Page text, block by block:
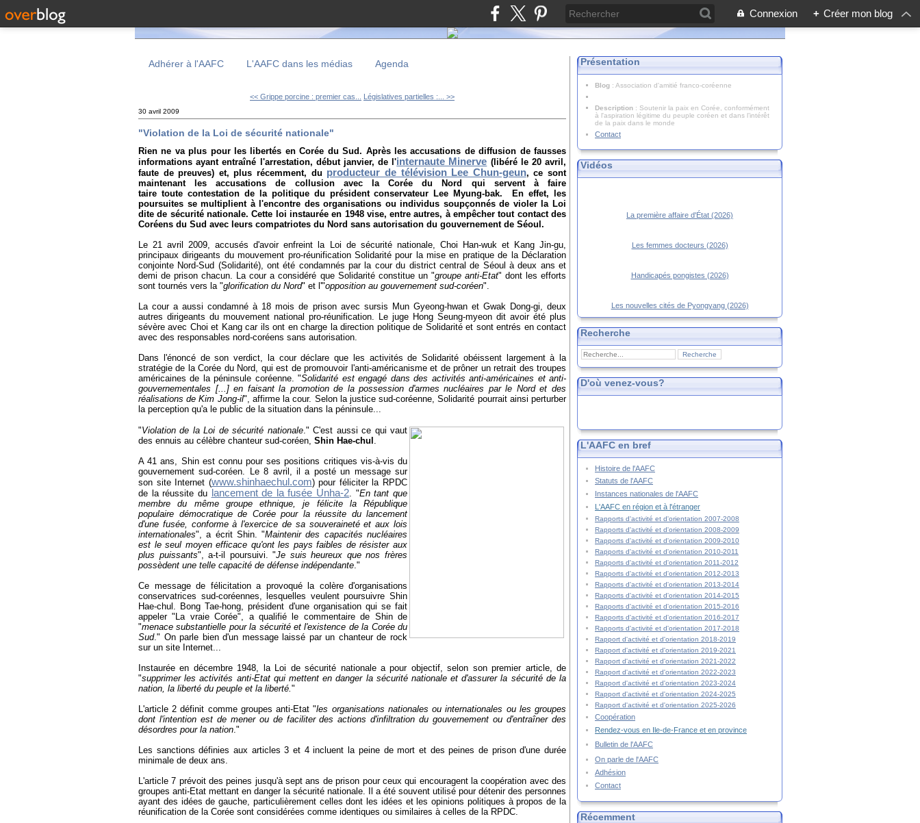
Connexion + Créer mon blog
Adhérer à l'AAFC L'AAFC dans les médias Agenda
<< Grippe porcine : premier cas... Législatives partielles :... >>
30 avril 2009
"Violation de la Loi de sécurité nationale"
Rien ne va plus pour les libertés en Corée du Sud. Après les accusations de diffusion de fausses
informations ayant entraîné l'arrestation, début janvier, de l'internaute Minerve (libéré le 20 avril,
faute de preuves) et, plus récemment, du producteur de télévision Lee Chun-geun, ce sont
maintenant les accusations de collusion avec la Corée du Nord qui servent à faire
taire toute contestation de la politique du président conservateur Lee Myung-bak. En effet, les
poursuites se multiplient à l'encontre des organisations ou individus soupçonnés de violer la Loi
dite de sécurité nationale. Cette loi instaurée en 1948 vise, entre autres, à empêcher tout contact des
Coréens du Sud avec leurs compatriotes du Nord sans autorisation du gouvernement de Séoul.
Le 21 avril 2009, accusés d'avoir enfreint la Loi de sécurité nationale, Choi Han-wuk et Kang Jin-gu,
principaux dirigeants du mouvement pro-réunification Solidarité pour la mise en pratique de la Déclaration
conjointe Nord-Sud (Solidarité), ont été condamnés par la cour du district central de Séoul à deux ans et
demi de prison chacun. La cour a considéré que Solidarité constitue un "groupe anti-Etat" dont les efforts
sont tournés vers la "glorification du Nord" et l'"opposition au gouvernement sud-coréen".
La cour a aussi condamné à 18 mois de prison avec sursis Mun Gyeong-hwan et Gwak Dong-gi, deux
autres dirigeants du mouvement national pro-réunification. Le juge Hong Seung-myeon dit avoir été plus
sévère avec Choi et Kang car ils ont en charge la direction politique de Solidarité et sont entrés en contact
avec des responsables nord-coréens sans autorisation.
Dans l'énoncé de son verdict, la cour déclare que les activités de Solidarité obéissent largement à la
stratégie de la Corée du Nord, qui est de promouvoir l'anti-américanisme et de prôner un retrait des troupes
américaines de la péninsule coréenne. "Solidarité est engagé dans des activités anti-américaines et anti-
gouvernementales [...] en faisant la promotion de la possession d'armes nucléaires par le Nord et des
réalisations de Kim Jong-il", affirme la cour. Selon la justice sud-coréenne, Solidarité pourrait ainsi perturber
la perception qu'a le public de la situation dans la péninsule...
"Violation de la Loi de sécurité nationale." C'est aussi ce qui vaut
des ennuis au célèbre chanteur sud-coréen, Shin Hae-chul .
A 41 ans, Shin est connu pour ses positions critiques vis-à-vis du
gouvernement sud-coréen. Le 8 avril, il a posté un message sur
son site Internet (www.shinhaechul.com) pour féliciter la RPDC
de la réussite du lancement de la fusée Unha-2. "En tant que
membre du même groupe ethnique, je félicite la République
populaire démocratique de Corée pour la réussite du lancement
d'une fusée, conforme à l'exercice de sa souveraineté et aux lois
internationales", a écrit Shin. "Maintenir des capacités nucléaires
est le seul moyen efficace qu'ont les pays faibles de résister aux
plus puissants", a-t-il poursuivi. "Je suis heureux que nos frères
possèdent une telle capacité de défense indépendante."
Ce message de félicitation a provoqué la colère d'organisations
conservatrices sud-coréennes, lesquelles veulent poursuivre Shin
Hae-chul. Bong Tae-hong, président d'une organisation qui se fait
appeler "La vraie Corée", a qualifié le commentaire de Shin de
"menace substantielle pour la sécurité et l'existence de la Corée du
Sud." On parle bien d'un message laissé par un chanteur de rock
sur un site Internet...
Instaurée en décembre 1948, la Loi de sécurité nationale a pour objectif, selon son premier article, de
"supprimer les activités anti-Etat qui mettent en danger la sécurité nationale et d'assurer la sécurité de la
nation, la liberté du peuple et la liberté."
L'article 2 définit comme groupes anti-Etat "les organisations nationales ou internationales ou les groupes
dont l'intention est de mener ou de faciliter des actions d'infiltration du gouvernement ou d'entraîner des
désordres pour la nation."
Les sanctions définies aux articles 3 et 4 incluent la peine de mort et des peines de prison d'une durée
minimale de deux ans.
L'article 7 prévoit des peines jusqu'à sept ans de prison pour ceux qui encouragent la coopération avec des
groupes anti-Etat mettant en danger la sécurité nationale. Il a été souvent utilisé pour détenir des personnes
ayant des idées de gauche, particulièrement celles dont les idées et les opinions politiques à propos de la
réunification de la Corée sont considérées comme identiques ou similaires à celles de la RPDC.
Présentation
Blog : Association d'amitié franco-coréenne
Description : Soutenir la paix en Corée, conformément
à l'aspiration légitime du peuple coréen et dans l’intérêt
de la paix dans le monde
Contact
Vidéos
La première affaire d'État (2026)
Les femmes docteurs (2026)
Handicapés pongistes (2026)
Les nouvelles cités de Pyongyang (2026)
Recherche
D'où venez-vous?
L'AAFC en bref
Histoire de l'AAFC
Statuts de l'AAFC
Instances nationales de l'AAFC
L'AAFC en région et à l'étranger
Rapports d'activité et d'orientation 2007-2008
Rapports d'activité et d'orientation 2008-2009
Rapports d'activité et d'orientation 2009-2010
Rapports d'activité et d'orientation 2010-2011
Rapports d'activité et d'orientation 2011-2012
Rapports d'activité et d'orientation 2012-2013
Rapports d'activité et d'orientation 2013-2014
Rapports d'activité et d'orientation 2014-2015
Rapports d'activité et d'orientation 2015-2016
Rapports d'activité et d'orientation 2016-2017
Rapports d'activité et d'orientation 2017-2018
Rapport d'activité et d'orientation 2018-2019
Rapport d'activité et d'orientation 2019-2021
Rapport d'activité et d'orientation 2021-2022
Rapport d'activité et d'orientation 2022-2023
Rapport d'activité et d'orientation 2023-2024
Rapport d'activité et d'orientation 2024-2025
Rapport d'activité et d'orientation 2025-2026
Coopération
Rendez-vous en Ile-de-France et en province
Bulletin de l'AAFC
On parle de l'AAFC
Adhésion
Contact
Récemment